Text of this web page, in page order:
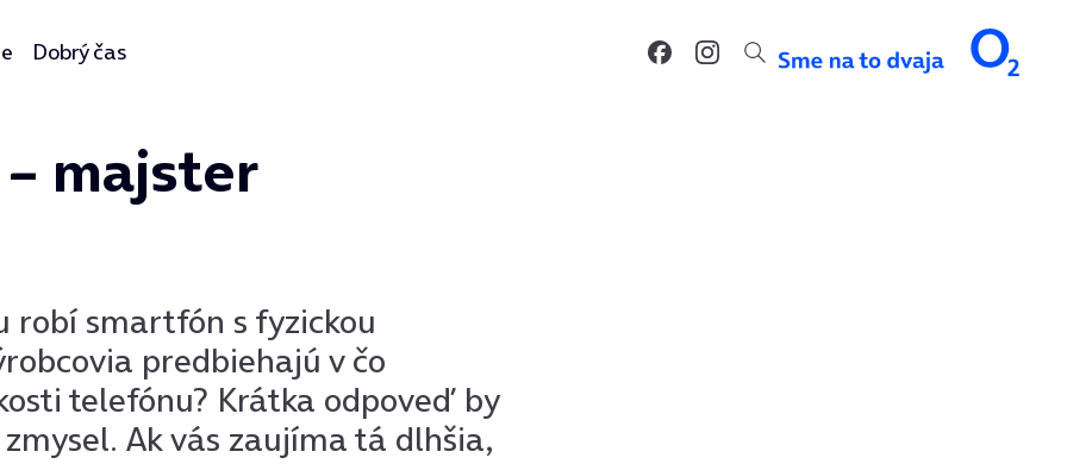
Dobrý čas
majster
robí smartfón s fyzickou
predbiehajú v čo
telefónu? Krátka odpoveď by
Ak vás zaujíma tá dlhšia,